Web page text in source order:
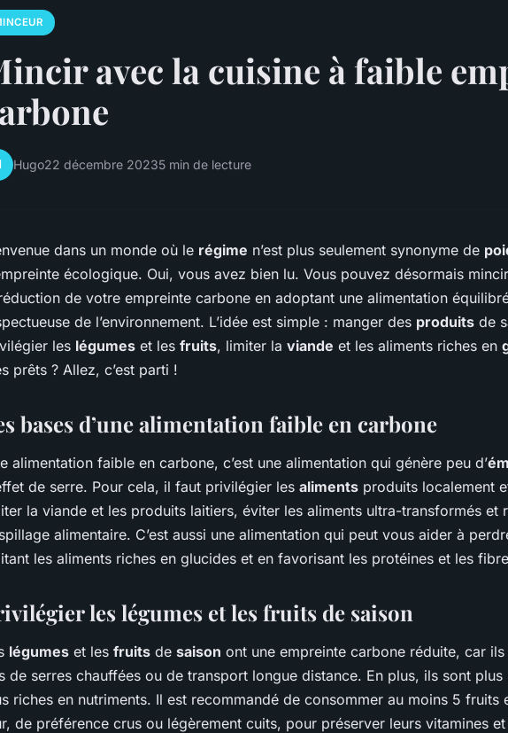
avec la cuisine à faible
Hugo22 décembre 20235 min de lecture
dans un monde où le régime n’est plus seulement synonyme de
écologique. Oui, vous avez bien lu. Vous pouvez désormais
de votre empreinte carbone en adoptant une alimentation
de l’environnement. L’idée est simple : manger des produits de
les légumes et les fruits, limiter la viande et les aliments riches en
prêts ? Allez, c’est parti !
bases d’une alimentation faible en carbone
alimentation faible en carbone, c’est une alimentation qui génère peu d’
de serre. Pour cela, il faut privilégier les aliments produits localement
la viande et les produits laitiers, éviter les aliments ultra-transformés et
alimentaire. C’est aussi une alimentation qui peut vous aider à
les aliments riches en glucides et en favorisant les protéines et les
les légumes et les fruits de saison
légumes et les fruits de saison ont une empreinte carbone réduite, car ils
de serres chauffées ou de transport longue distance. En plus, ils sont plus
riches en nutriments. Il est recommandé de consommer au moins 5 fruits
de préférence crus ou légèrement cuits, pour préserver leurs vitamines